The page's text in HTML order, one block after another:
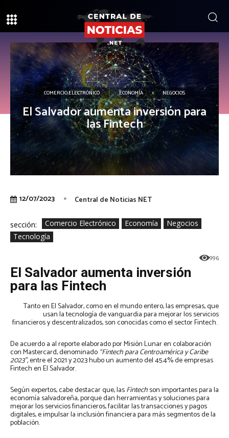
COMERCIO ELECTRÓNICO ECONOMÍA NEGOCIOS
El Salvador aumenta inversión para
las Fintech
12/07/2023 Central de Noticias NET
sección: Comercio Electrónico Economía
Negocios
Tecnología
996
El Salvador aumenta inversión
para las Fintech
Tanto en El Salvador, como en el mundo entero, las empresas, que
usan la tecnología de vanguardia para mejorar los servicios
financieros y descentralizados, son conocidas como el sector Fintech.
De acuerdo a al reporte elaborado por Misión Lunar en colaboración
con Mastercard, denominado “Fintech para Centroamérica y Caribe
2023”,entre el 2021 y 2023 hubo un aumento del 45.4% de empresas
Fintech en El Salvador.
Según expertos, cabe destacar que, lasFintechson importantes para la
economía salvadoreña, porque dan herramientas y soluciones para
mejorar los servicios financieros, facilitar las transacciones y pagos
digitales, e impulsar la inclusión financiera para más segmentos de la
población.